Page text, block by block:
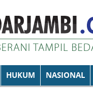
HUKUM NASIONAL